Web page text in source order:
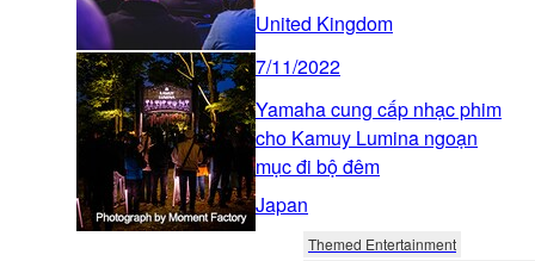
United Kingdom
7/11/2022
Yamaha cung cấp nhạc phim
cho Kamuy Lumina ngoạn
mục đi bộ đêm
Japan
Themed Entertainment